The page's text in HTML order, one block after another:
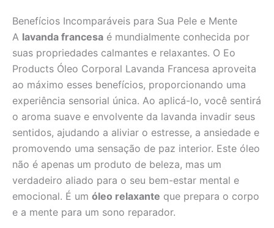
Benefícios Incomparáveis para Sua Pele e Mente
A lavanda francesa é mundialmente conhecida por
suas propriedades calmantes e relaxantes. O Eo
Products Óleo Corporal Lavanda Francesa aproveita
ao máximo esses benefícios, proporcionando uma
experiência sensorial única. Ao aplicá-lo, você sentirá
o aroma suave e envolvente da lavanda invadir seus
sentidos, ajudando a aliviar o estresse, a ansiedade e
promovendo uma sensação de paz interior. Este óleo
não é apenas um produto de beleza, mas um
verdadeiro aliado para o seu bem-estar mental e
emocional. É um óleo relaxante que prepara o corpo
e a mente para um sono reparador.